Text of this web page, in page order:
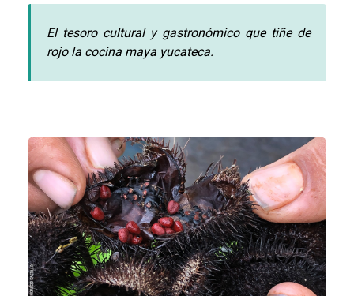
El tesoro cultural y gastronómico que tiñe de
rojo la cocina maya yucateca.